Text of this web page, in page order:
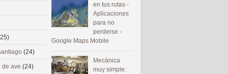
en tus rutas -
Aplicaciones
para no
perderse -
Google Maps Mobile
Mecánica
muy simple:
(24)
de ave (24)